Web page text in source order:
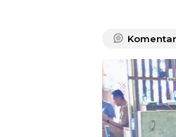
Komentar